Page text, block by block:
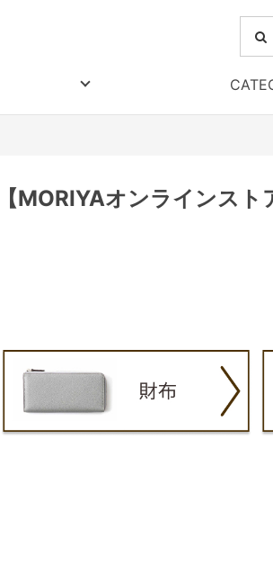
【MORIYAオンラインス